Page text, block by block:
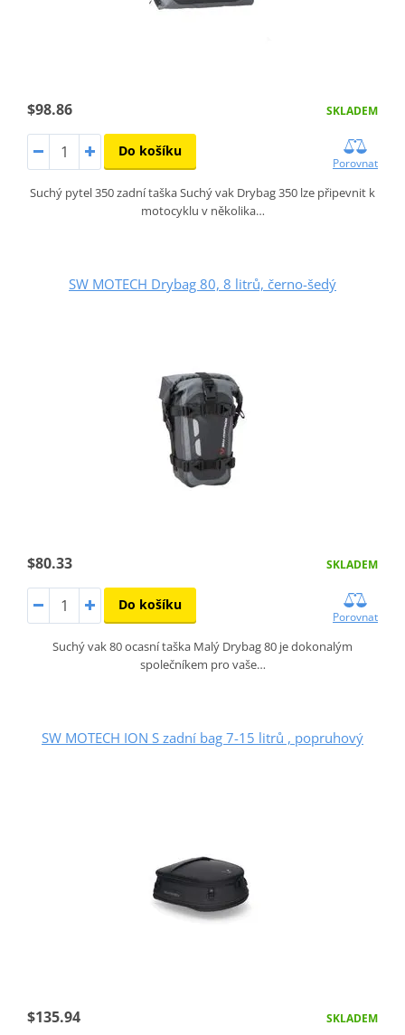
$98.86 SKLADEM
Do košíku
Porovnat
Suchý pytel 350 zadní taška Suchý vak Drybag 350 lze připevnit k
motocyklu v několika…
SW MOTECH Drybag 80, 8 litrů, černo-šedý
$80.33 SKLADEM
Do košíku
Porovnat
Suchý vak 80 ocasní taška Malý Drybag 80 je dokonalým
společníkem pro vaše…
SW MOTECH ION S zadní bag 7-15 litrů , popruhový
$135.94 SKLADEM